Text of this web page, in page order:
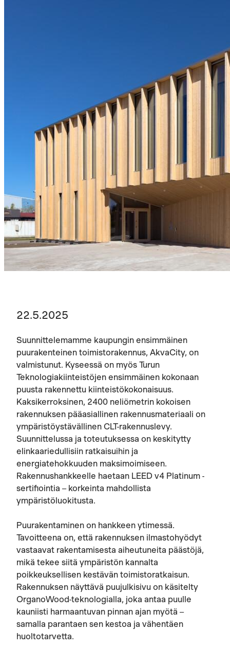
22.5.2025
Suunnittelemamme kaupungin ensimmäinen
puurakenteinen toimistorakennus, AkvaCity, on
valmistunut. Kyseessä on myös Turun
Teknologiakiinteistöjen ensimmäinen kokonaan
puusta rakennettu kiinteistökokonaisuus.
Kaksikerroksinen, 2400 neliömetrin kokoisen
rakennuksen pääasiallinen rakennusmateriaali on
ympäristöystävällinen CLT-rakennuslevy.
Suunnittelussa ja toteutuksessa on keskitytty
elinkaariedullisiin ratkaisuihin ja
energiatehokkuuden maksimoimiseen.
Rakennushankkeelle haetaan LEED v4 Platinum -
sertifiointia – korkeinta mahdollista
ympäristöluokitusta.
Puurakentaminen on hankkeen ytimessä.
Tavoitteena on, että rakennuksen ilmastohyödyt
vastaavat rakentamisesta aiheutuneita päästöjä,
mikä tekee siitä ympäristön kannalta
poikkeuksellisen kestävän toimistoratkaisun.
Rakennuksen näyttävä puujulkisivu on käsitelty
OrganoWood-teknologialla, joka antaa puulle
kauniisti harmaantuvan pinnan ajan myötä –
samalla parantaen sen kestoa ja vähentäen
huoltotarvetta.